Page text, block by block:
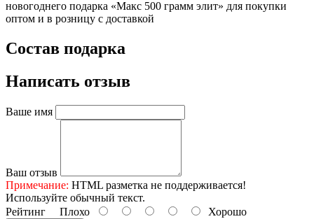
новогоднего подарка «Макс 500 грамм элит» для покупки
оптом и в розницу с доставкой
Состав подарка
Написать отзыв
Ваше имя
Ваш отзыв
Примечание: HTML разметка не поддерживается!
Используйте обычный текст.
Рейтинг Плохо Хорошо